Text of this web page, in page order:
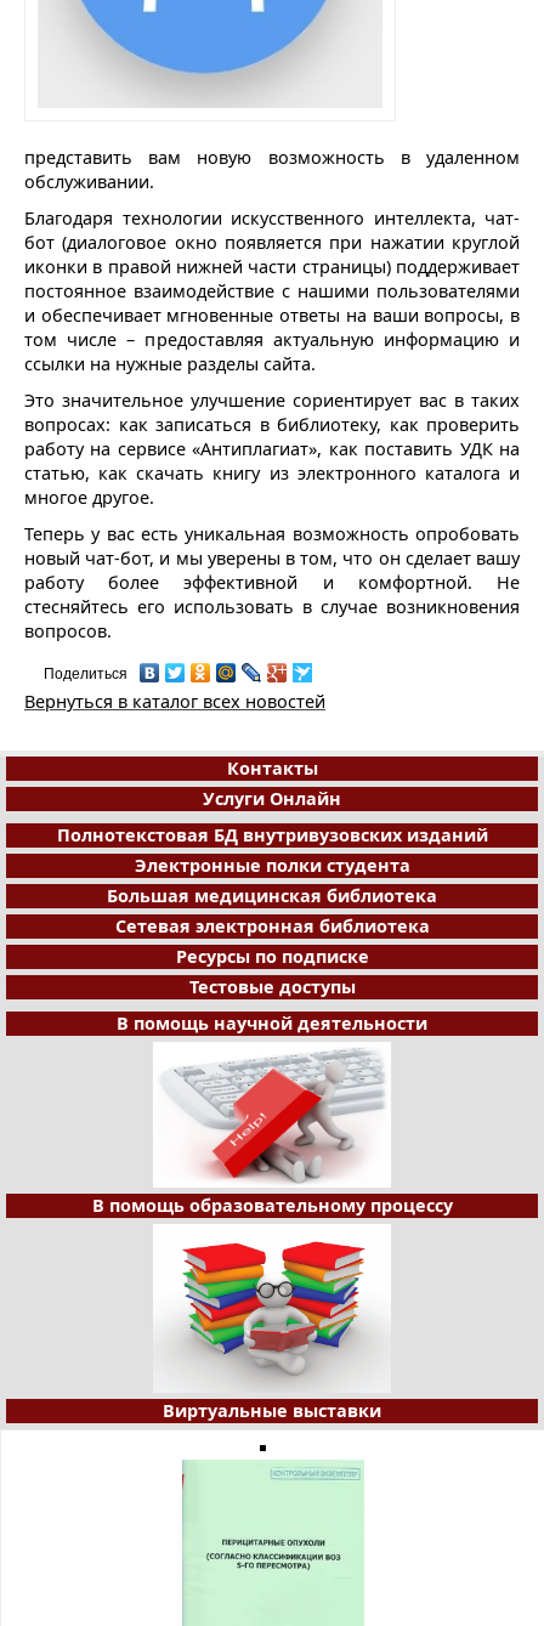
представить вам новую возможность в удаленном
обслуживании.
Благодаря технологии искусственного интеллекта, чат-
бот (диалоговое окно появляется при нажатии круглой
иконки в правой нижней части страницы) поддерживает
постоянное взаимодействие с нашими пользователями
и обеспечивает мгновенные ответы на ваши вопросы, в
том числе – предоставляя актуальную информацию и
ссылки на нужные разделы сайта.
Это значительное улучшение сориентирует вас в таких
вопросах: как записаться в библиотеку, как проверить
работу на сервисе «Антиплагиат», как поставить УДК на
статью, как скачать книгу из электронного каталога и
многое другое.
Теперь у вас есть уникальная возможность опробовать
новый чат-бот, и мы уверены в том, что он сделает вашу
работу более эффективной и комфортной. Не
стесняйтесь его использовать в случае возникновения
вопросов.
Поделиться
Вернуться в каталог всех новостей
Контакты
Услуги Онлайн
Полнотекстовая БД внутривузовских изданий
Электронные полки студента
Большая медицинская библиотека
Сетевая электронная библиотека
Ресурсы по подписке
Тестовые доступы
В помощь научной деятельности
В помощь образовательному процессу
Виртуальные выставки